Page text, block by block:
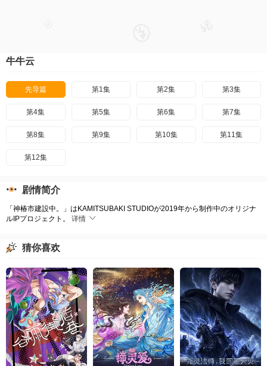
牛牛云
先导篇 第1集 第2集 第3集
第4集 第5集 第6集 第7集
第8集 第9集 第10集 第11集
第12集
剧情简介
「神椿市建設中。」はKAMITSUBAKI STUDIOが2019年から制作中のオリジナ
ルIPプロジェクト。
详情
猜你喜欢